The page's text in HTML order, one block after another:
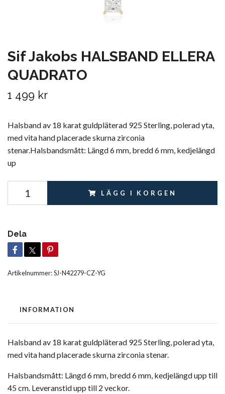
Sif Jakobs HALSBAND ELLERA
QUADRATO
1 499 kr
Halsband av 18 karat guldpläterad 925 Sterling, polerad yta,
med vita hand placerade skurna zirconia
stenar.Halsbandsmått: Längd 6 mm, bredd 6 mm, kedjelängd
up
LÄGG I KORGEN
Dela
Artikelnummer:SJ-N42279-CZ-YG
INFORMATION
Halsband av 18 karat guldpläterad 925 Sterling, polerad yta,
med vita hand placerade skurna zirconia stenar.
Halsbandsmått: Längd 6 mm, bredd 6 mm, kedjelängd upp till
45 cm. Leveranstid upp till 2 veckor.